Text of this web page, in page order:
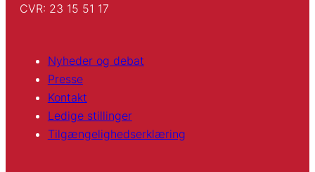
CVR: 23 15 51 17
Nyheder og debat
Presse
Kontakt
Ledige stillinger
Tilgængelighedserklæring